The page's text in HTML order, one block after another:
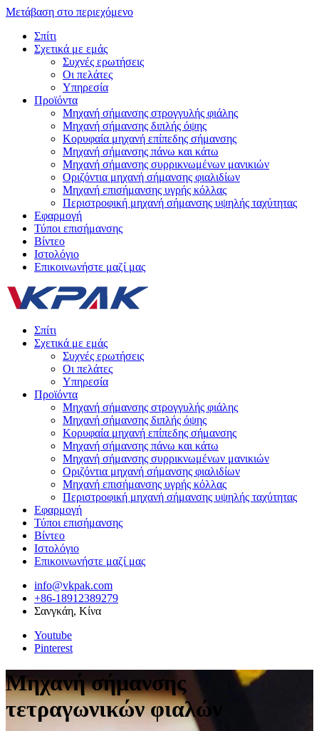
Μετάβαση στο περιεχόμενο
Σπίτι
Σχετικά με εμάς
Συχνές ερωτήσεις
Οι πελάτες
Υπηρεσία
Προϊόντα
Μηχανή σήμανσης στρογγυλής φιάλης
Μηχανή σήμανσης διπλής όψης
Κορυφαία μηχανή επίπεδης σήμανσης
Μηχανή σήμανσης πάνω και κάτω
Μηχανή σήμανσης συρρικνωμένων μανικιών
Οριζόντια μηχανή σήμανσης φιαλιδίων
Μηχανή επισήμανσης υγρής κόλλας
Περιστροφική μηχανή σήμανσης υψηλής ταχύτητας
Εφαρμογή
Τύποι επισήμανσης
Βίντεο
Ιστολόγιο
Επικοινωνήστε μαζί μας
Σπίτι
Σχετικά με εμάς
Συχνές ερωτήσεις
Οι πελάτες
Υπηρεσία
Προϊόντα
Μηχανή σήμανσης στρογγυλής φιάλης
Μηχανή σήμανσης διπλής όψης
Κορυφαία μηχανή επίπεδης σήμανσης
Μηχανή σήμανσης πάνω και κάτω
Μηχανή σήμανσης συρρικνωμένων μανικιών
Οριζόντια μηχανή σήμανσης φιαλιδίων
Μηχανή επισήμανσης υγρής κόλλας
Περιστροφική μηχανή σήμανσης υψηλής ταχύτητας
Εφαρμογή
Τύποι επισήμανσης
Βίντεο
Ιστολόγιο
Επικοινωνήστε μαζί μας
info@vkpak.com
+86-18912389279
Σανγκάη, Κίνα
Youtube
Pinterest
Μηχανή σήμανσης
τετραγωνικών φιαλών